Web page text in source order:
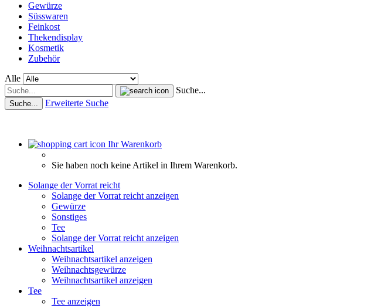
Gewürze
Süsswaren
Feinkost
Thekendisplay
Kosmetik
Zubehör
Alle
Suche...
Suche... Erweiterte Suche
Ihr Warenkorb
Sie haben noch keine Artikel in Ihrem Warenkorb.
Solange der Vorrat reicht
Solange der Vorrat reicht anzeigen
Gewürze
Sonstiges
Tee
Solange der Vorrat reicht anzeigen
Weihnachtsartikel
Weihnachtsartikel anzeigen
Weihnachtsgewürze
Weihnachtsartikel anzeigen
Tee
Tee anzeigen